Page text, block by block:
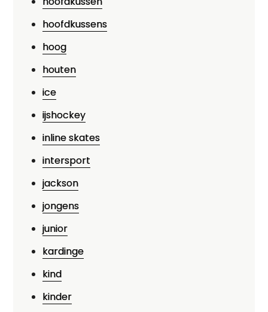
hoofdkussens
hoog
houten
ice
ijshockey
inline skates
intersport
jackson
jongens
junior
kardinge
kind
kinder